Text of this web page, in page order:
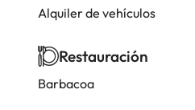
Alquiler de vehículos
Restauración
Barbacoa